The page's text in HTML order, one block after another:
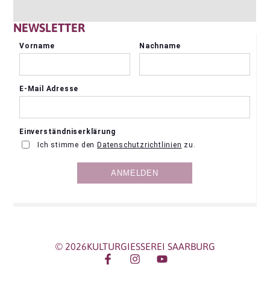
NEWSLETTER
© 2026KULTURGIESSEREI SAARBURG